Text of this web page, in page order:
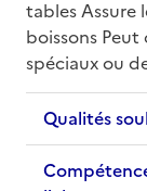
tables Assure
boissons
spéciaux ou
Qualités